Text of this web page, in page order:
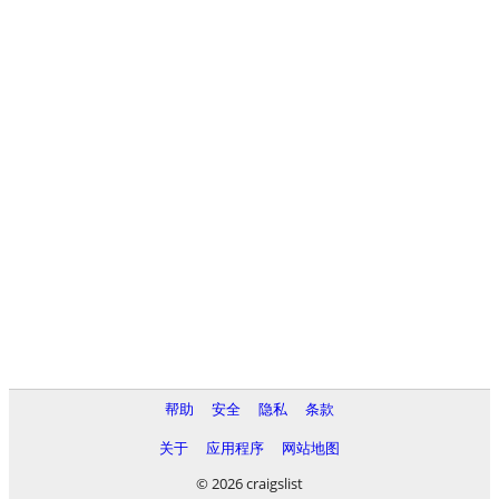
帮助 安全 隐私
条款
关于
应用程序
网站地图
© 2026 craigslist